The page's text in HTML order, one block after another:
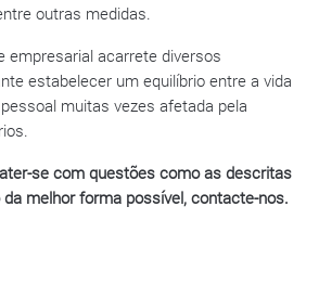
outras medidas.
empresarial acarrete diversos
estabelecer um equilíbrio entre a vida
muitas vezes afetada pela
se com questões como as descritas
melhor forma possível, contacte-nos.